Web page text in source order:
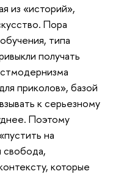
из «историй»,
Пора
типа
получать
приколов», базой
к серьезному
Поэтому
на
свобода,
которые